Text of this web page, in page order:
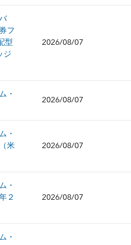
フ
型
ジ
2026/08/07
・
2026/08/07
・
米
2026/08/07
・
２
2026/08/07
・